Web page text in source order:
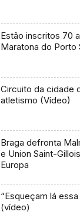
Estão inscritos 70
Maratona do Porto
Circuito da cidade
atletismo (Vídeo)
Braga defronta
e Union Saint-
Europa
“Esqueçam lá
(vídeo)